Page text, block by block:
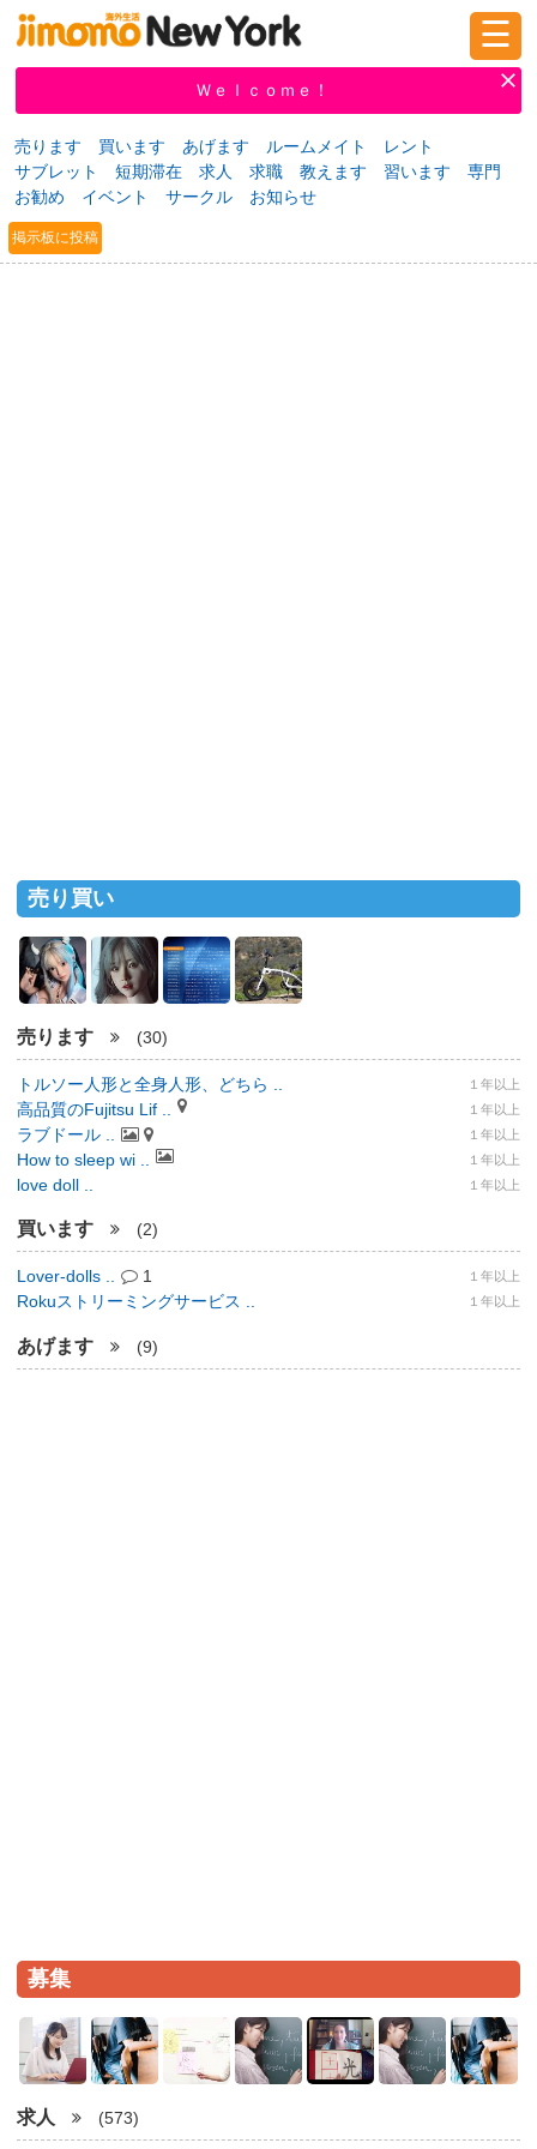
新規登録
掲示板 教えて！
☰
Ｗｅｌｃｏｍｅ！
売ります 買います あげます ルームメイト
レント
サブレット
短期滞在 求人 求職 教えます 習います
専門
お勧め
イベント サークル お知らせ
掲示板に投稿
売り買い
売ります (30)
トルソー人形と全身人形、どちら .. １年以上
高品質のFujitsu Lif .. １年以上
ラブドール .. １年以上
How to sleep wi .. １年以上
love doll .. １年以上
買います (2)
Lover-dolls .. 1 １年以上
Rokuストリーミングサービス .. １年以上
あげます (9)
募集
求人 (573)